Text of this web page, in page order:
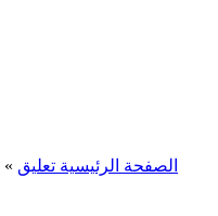
الصفحة الرئيسية تعليق »